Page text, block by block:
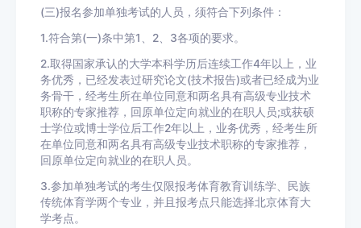
(三)报名参加单独考试的人员，须符合下列条件：
1.符合第(一)条中第1、2、3各项的要求。
2.取得国家承认的大学本科学历后连续工作4年以上，业
务优秀，已经发表过研究论文(技术报告)或者已经成为业
务骨干，经考生所在单位同意和两名具有高级专业技术
职称的专家推荐，回原单位定向就业的在职人员;或获硕
士学位或博士学位后工作2年以上，业务优秀，经考生所
在单位同意和两名具有高级专业技术职称的专家推荐，
回原单位定向就业的在职人员。
3.参加单独考试的考生仅限报考体育教育训练学、民族
传统体育学两个专业，并且报考点只能选择北京体育大
学考点。